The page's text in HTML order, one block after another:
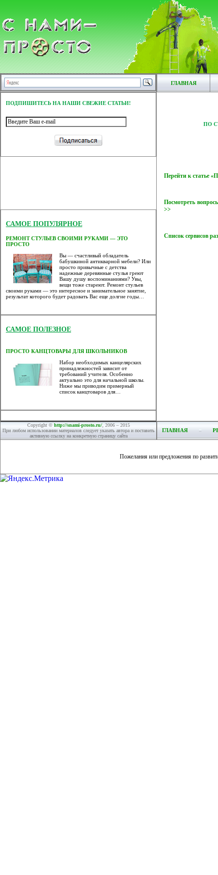
ГЛАВНАЯ
ПОДПИШИТЕСЬ НА НАШИ СВЕЖИЕ СТАТЬИ!
САМОЕ ПОПУЛЯРНОЕ
РЕМОНТ СТУЛЬЕВ СВОИМИ РУКАМИ — ЭТО
ПРОСТО
Вы — счастливый обладатель
бабушкиной антикварной мебели? Или
просто привычные с детства
надежные деревянные стулья греют
Вашу душу воспоминаниями? Увы,
вещи тоже стареют. Ремонт стульев
своими руками — это интересное и занимательное занятие,
результат которого будет радовать Вас еще долгие годы…
САМОЕ ПОЛЕЗНОЕ
ПРОСТО КАНЦТОВАРЫ ДЛЯ ШКОЛЬНИКОВ
Набор необходимых канцелярских
принадлежностей зависит от
требований учителя. Особенно
актуально это для начальной школы.
Ниже мы приводим примерный
список канцтоваров для…
ПО
Перейти к статье
Посмотреть
>>
Список сервисов
Copyright © http://snami-prosto.ru/, 2006 – 2015
При любом использовании материалов следует указать автора и поставить
активную ссылку на конкретную страницу сайта
ГЛАВНАЯ
Пожелания или предложения по